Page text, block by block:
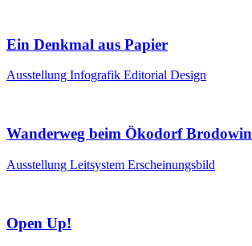
Ein Denkmal aus Papier
Ausstellung Infografik Editorial Design
Wanderweg beim Ökodorf Brodowin
Ausstellung Leitsystem Erscheinungsbild
Open Up!